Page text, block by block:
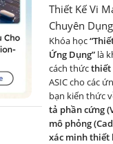
Thiết Kế Vi
Chuyên Dụng
Khóa học
Ứng Dụng”là
cách thứcthiết
ASIC cho các
bạn kiến thức
tả phần cứng
mô phỏng
xác minh thiết